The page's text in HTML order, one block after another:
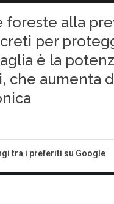
foreste alla
per
è la
che aumenta
tra i preferiti su Google